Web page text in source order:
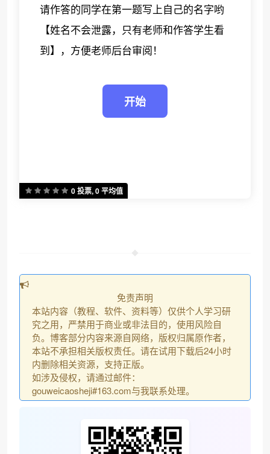
0 投票, 0 平均值
请作答的同学在第一题写上自己的名字哟
【姓名不会泄露，只有老师和作答学生看
到】，方便老师后台审阅！
免责声明
本站内容（教程、软件、资料等）仅供个人学习研
究之用，严禁用于商业或非法目的，使用风险自
负。博客部分内容来源自网络，版权归属原作者，
本站不承担相关版权责任。请在试用下载后24小时
内删除相关资源，支持正版。
如涉及侵权，请通过邮件：
gouweicaosheji#163.com与我联系处理。